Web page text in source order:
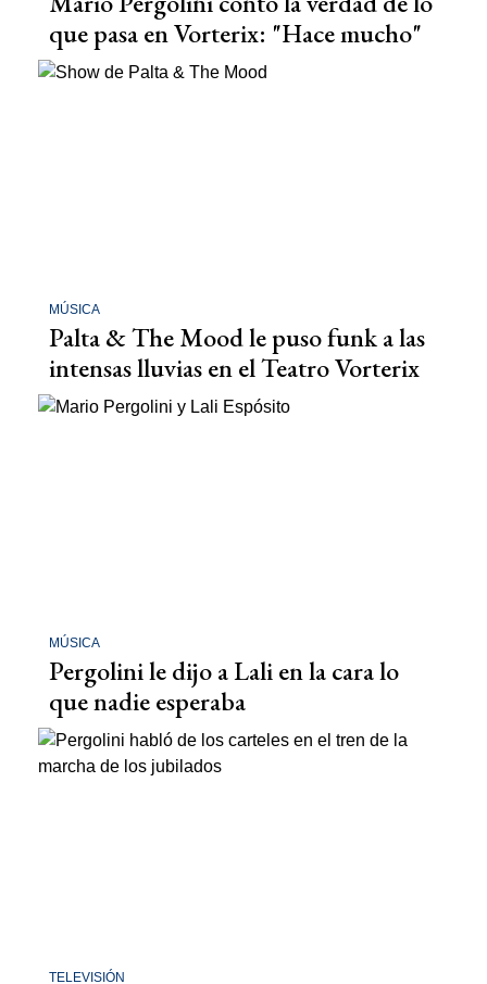
que pasa en Vorterix: "Hace mucho"
MÚSICA
Palta & The Mood le puso funk a las
intensas lluvias en el Teatro Vorterix
MÚSICA
Pergolini le dijo a Lali en la cara lo
que nadie esperaba
TELEVISIÓN